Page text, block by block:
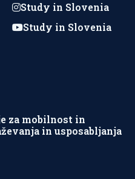
Study in Slovenia
Study in Slovenia
za mobilnost in
in usposabljanja